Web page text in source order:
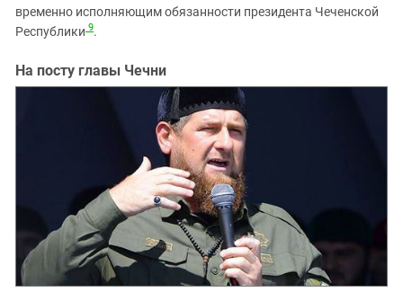
временно исполняющим обязанности президента Чеченской
Республики 9.
На посту главы Чечни